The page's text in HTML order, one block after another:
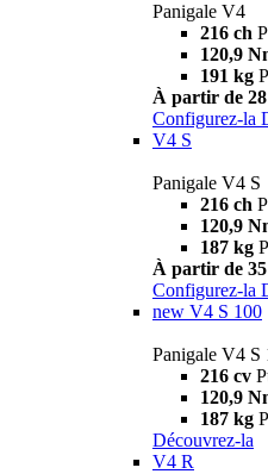
Panigale V4
216 ch
120,9
191 kg
À partir de 28
Configurez-la
V4 S
Panigale V4 S
216 ch
120,9
187 kg
À partir de 35
Configurez-la
new V4 S 100
Panigale V4 S
216 cv
120,9
187 kg
Découvrez-la
V4 R